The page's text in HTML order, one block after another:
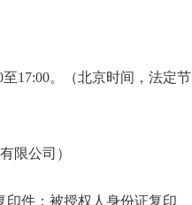
至17:00。（北京时间，法定节
限公司）
印件；被授权人身份证复印